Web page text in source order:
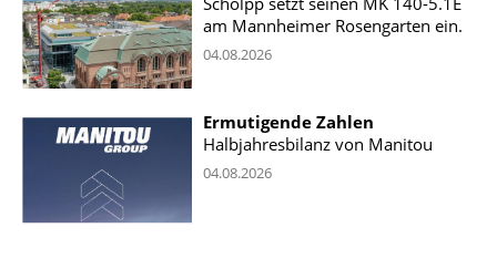
am Mannheimer Rosengarten ein.
04.08.2026
Ermutigende Zahlen
Halbjahresbilanz von Manitou
04.08.2026